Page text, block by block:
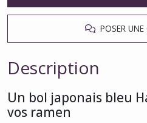
POSER UNE
Description
Un bol japonais bleu
vos ramen